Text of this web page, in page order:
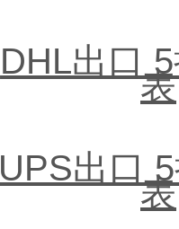
DHL出口
表
UPS出口
表